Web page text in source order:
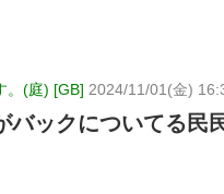
。(庭) [GB] 2024/11/01(金)
バックについてる